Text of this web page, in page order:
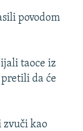
povodom
taoce iz
da će
zvuči kao